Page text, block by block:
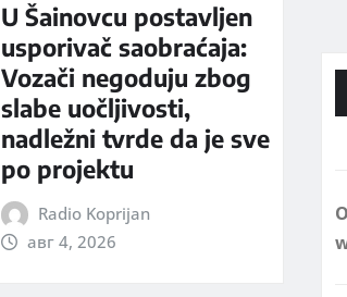
U Šainovcu postavljen
usporivač saobraćaja:
Vozači negoduju zbog
slabe uočljivosti,
nadležni tvrde da je sve
po projektu
Radio Koprijan
авг 4, 2026